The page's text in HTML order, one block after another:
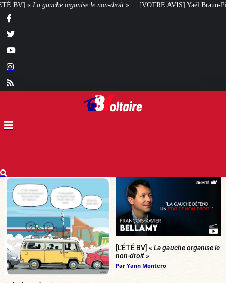
droit» [VOTRE AVIS] Yaël Braun-Pivet doit-elle renoncer à son projet
[L’ÉTÉ BV] « La gauche organise le
non-droit»
Par Yann Montero